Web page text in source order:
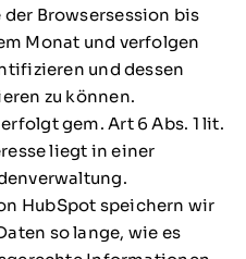
der Browsersession bis
Monat und verfolgen
und dessen
zu können.
gem. Art 6 Abs. 1 lit.
liegt in einer
HubSpot speichern wir
so lange, wie es